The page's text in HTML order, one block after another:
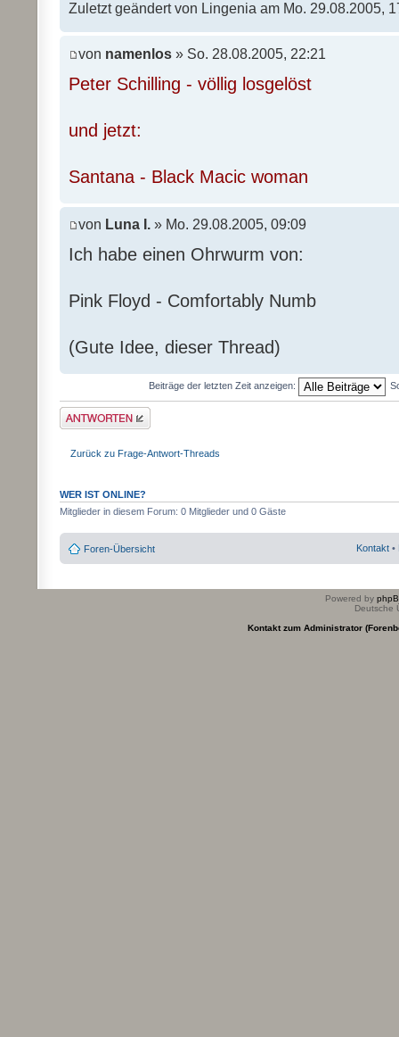
Zuletzt geändert von Lingenia am Mo. 29.08.2005,
von namenlos » So. 28.08.2005, 22:21
Peter Schilling - völlig losgelöst
und jetzt:
Santana - Black Macic woman
von Luna I. » Mo. 29.08.2005, 09:09
Ich habe einen Ohrwurm von:
Pink Floyd - Comfortably Numb
(Gute Idee, dieser Thread)
Beiträge der letzten Zeit anzeigen:
Antwort erstellen
Zurück zu Frage-Antwort-Threads
WER IST ONLINE?
Mitglieder in diesem Forum: 0 Mitglieder und 0 Gäste
Foren-Übersicht Kontakt •
Powered by
Deutsche
Kontakt zum Administrator